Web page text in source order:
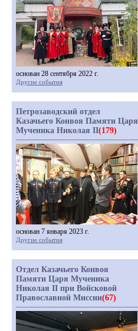
основан 28 сентября 2022 г.
Другие события
Петрозаводский отдел
Казачьего Конвоя Памяти Царя
Мученика Николая II(179)
основан 7 января 2023 г.
Другие события
Отдел Казачьего Конвоя
Памяти Царя Мученика
Николая II при Войсковой
Православной Миссии(67)